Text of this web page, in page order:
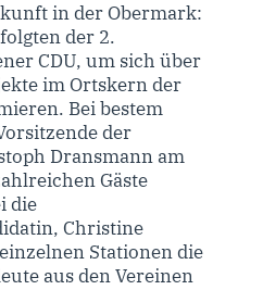
in der Obermark:
der 2.
CDU, um sich über
im Ortskern der
Bei bestem
der
Dransmann am
Gäste
die
Christine
Stationen die
aus den Vereinen